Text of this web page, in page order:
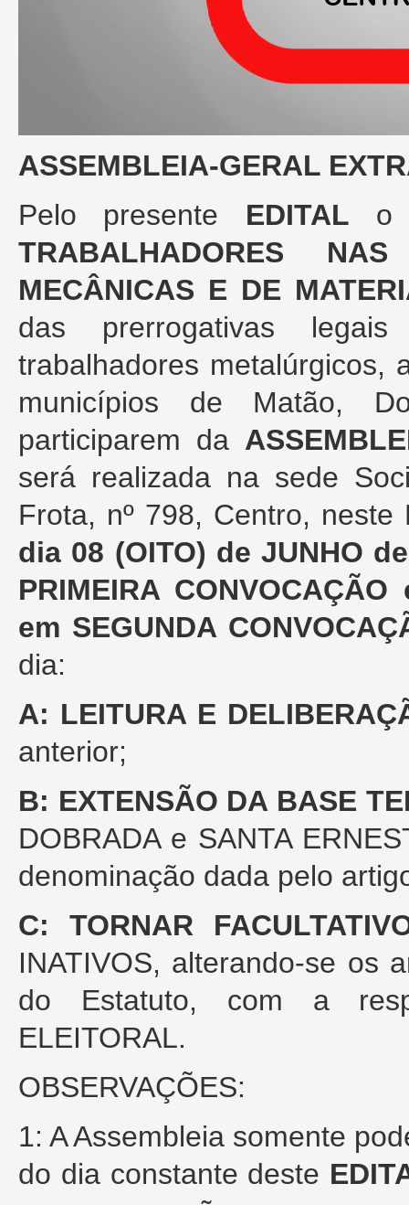
ASSEMBLEIA-GERAL
Pelo presente EDITAL o
TRABALHADORES
MECÂNICAS E DE
das prerrogativas
trabalhadores metalúrgicos,
municípios de Matão,
participarem da
será realizada na sede
Frota, nº 798, Centro,
dia 08 (OITO) de JUNHO
PRIMEIRA
em SEGUNDA
dia:
A: LEITURA E
anterior;
B: EXTENSÃO DA BASE
DOBRADA e SANTA
denominação dada pelo
C:TORNAR
INATIVOS, alterando-se os
do Estatuto, com a
ELEITORAL.
OBSERVAÇÕES:
1: A Assembleia somente
do dia constante deste